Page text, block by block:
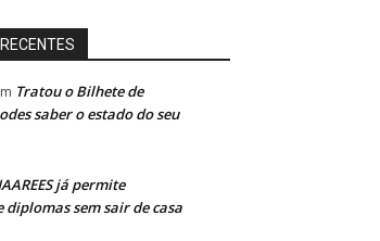
Tratou o Bilhete de
saber o estado do seu
já permite
diplomas sem sair de casa